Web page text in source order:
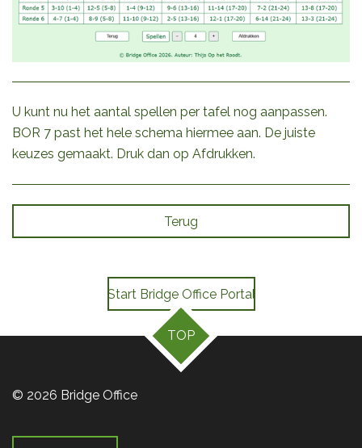
U kunt nu het aantal spellen per tafel nog aanpassen.
BOR 7 past het hele schema hiermee aan. De juiste
keuzes gemaakt. Druk dan op Afdrukken.
Terug
Start Bridge Office Portal
TOP
© 2026 Bridge Office